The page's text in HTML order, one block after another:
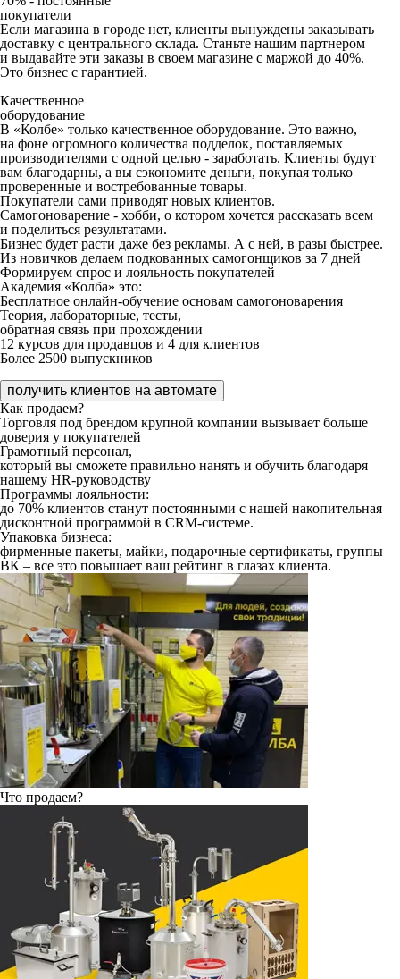
покупатели
Если магазина в городе нет, клиенты вынуждены заказывать
доставку с центрального склада. Станьте нашим партнером
и выдавайте эти заказы в своем магазине с маржой до 40%.
Это бизнес с гарантией.
Качественное
оборудование
В «Колбе» только качественное оборудование. Это важно,
на фоне огромного количества подделок, поставляемых
производителями с одной целью - заработать. Клиенты будут
вам благодарны, а вы сэкономите деньги, покупая только
проверенные и востребованные товары.
Покупатели сами приводят новых клиентов.
Самогоноварение - хобби, о котором хочется рассказать всем
и поделиться результатами.
Бизнес будет расти даже без рекламы. А с ней, в разы быстрее.
Из новичков делаем подкованных самогонщиков за 7 дней
Формируем спрос и лояльность покупателей
Академия «Колба» это:
Бесплатное онлайн-обучение основам самогоноварения
Теория, лабораторные, тесты,
обратная связь при прохождении
12 курсов для продавцов и 4 для клиентов
Более 2500 выпускников
получить клиентов на автомате
Как продаем?
Торговля под брендом крупной компании вызывает больше
доверия у покупателей
Грамотный персонал,
который вы сможете правильно нанять и обучить благодаря
нашему HR-руководству
Программы лояльности:
до 70% клиентов станут постоянными с нашей накопительная
дисконтной программой в CRM-системе.
Упаковка бизнеса:
фирменные пакеты, майки, подарочные сертификаты, группы
ВК – все это повышает ваш рейтинг в глазах клиента.
Что продаем?